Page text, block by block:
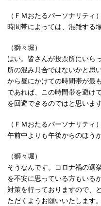
（ＦＭおたるパーソナリティ）
時間帯によっては、混雑する
（獅々堀）
はい。皆さんが投票所にいら
所の混み具合ではないかと思
から昼にかけての時間帯が最
であれば、この時間帯を避け
を回避できるのではと思います
（ＦＭおたるパーソナリティ）
午前中よりも午後からのほう
（獅々堀）
そうなんです。コロナ禍の選
を不安に思っている方もいる
対策を行っておりますので、
ただくようお願いいたします。